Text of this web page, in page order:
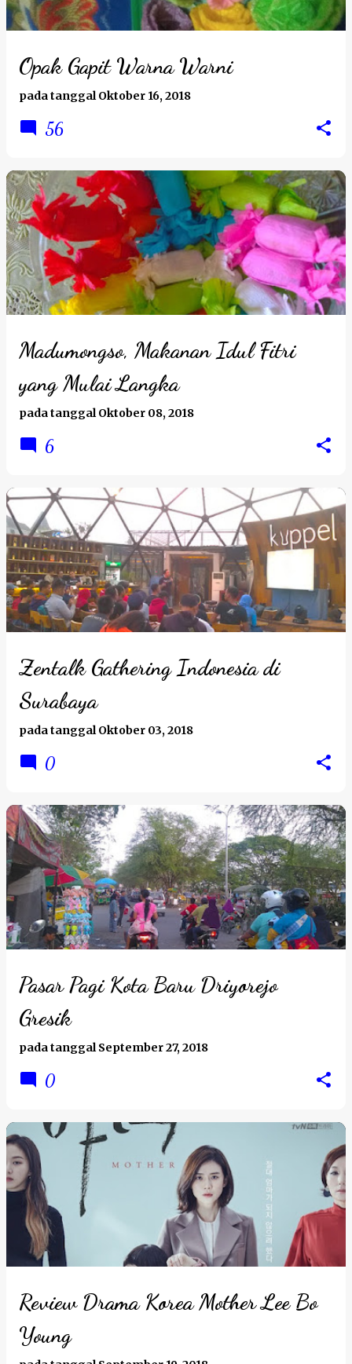
Opak Gapit Warna Warni
pada tanggalOktober 16, 2018
56
Madumongso, Makanan Idul Fitri
yang Mulai Langka
pada tanggalOktober 08, 2018
6
Zentalk Gathering Indonesia di
Surabaya
pada tanggalOktober 03, 2018
0
Pasar Pagi Kota Baru Driyorejo
Gresik
pada tanggalSeptember 27, 2018
0
Review Drama Korea Mother Lee Bo
Young